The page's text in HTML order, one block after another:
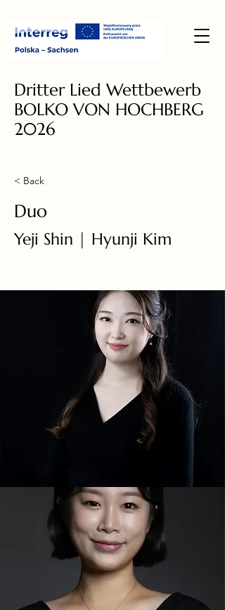
Dritter Lied Wettbewerb
BOLKO VON HOCHBERG
2026
< Back
Duo
Yeji Shin | Hyunji Kim